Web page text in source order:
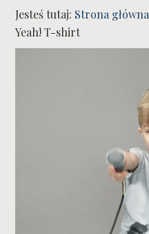
Jesteś tutaj: Strona główna
Yeah! T-shirt